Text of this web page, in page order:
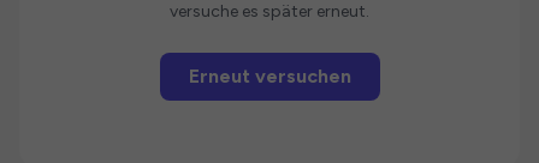
versuche es später erneut.
Erneut versuchen